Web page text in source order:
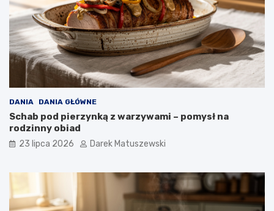
DANIA DANIA GŁÓWNE
Schab pod pierzynką z warzywami – pomysł na
rodzinny obiad
23 lipca 2026 Darek Matuszewski